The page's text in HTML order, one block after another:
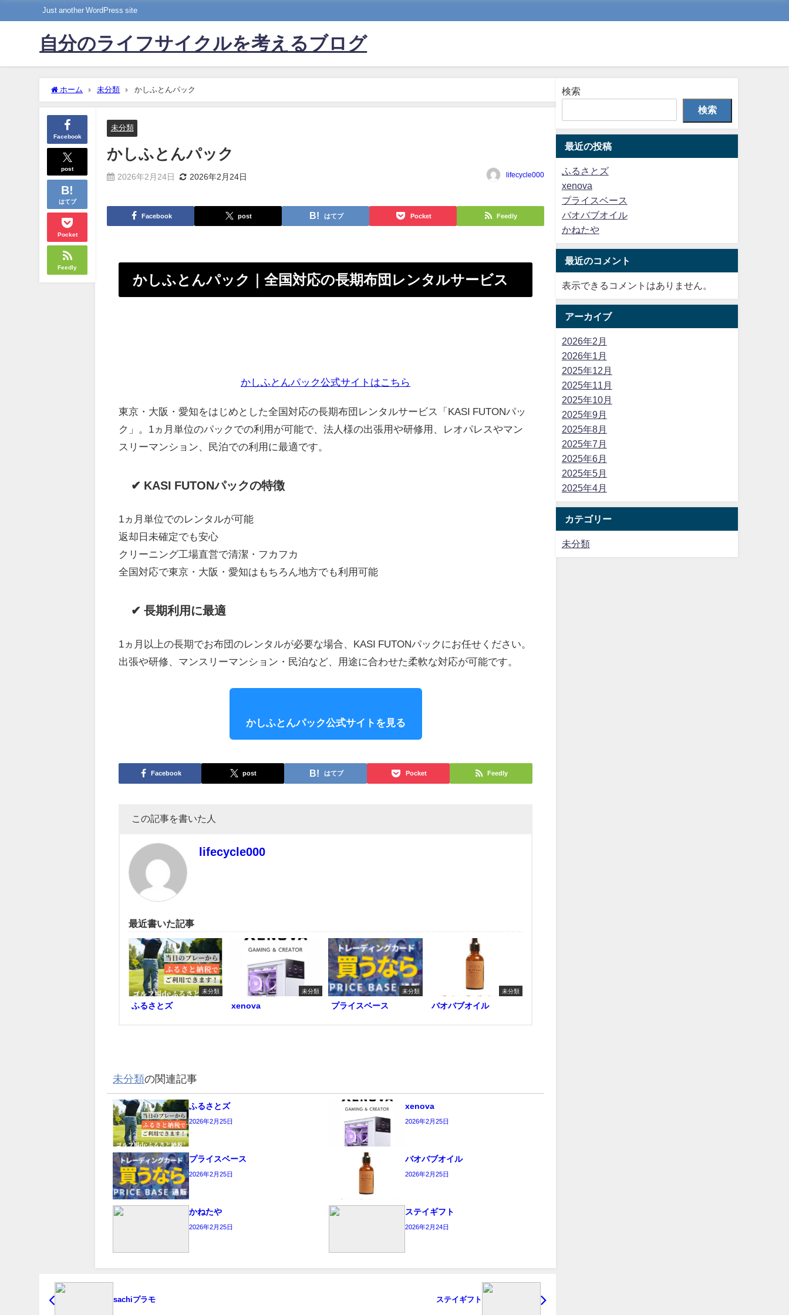
Just another WordPress site
自分のライフサイクルを考えるブログ
ホーム 未分類 かしふとんパック
Facebook
post
はてブ
Pocket
Feedly
未分類
かしふとんパック
2026年2月24日 2026年2月24日 lifecycle000
Facebook post はてブ Pocket Feedly
かしふとんパック｜全国対応の長期布団レンタルサービス
かしふとんパック公式サイトはこちら
東京・大阪・愛知をはじめとした全国対応の長期布団レンタルサービス「KASI FUTONパッ
ク」。1ヵ月単位のパックでの利用が可能で、法人様の出張用や研修用、レオパレスやマン
スリーマンション、民泊での利用に最適です。
✔ KASI FUTONパックの特徴
1ヵ月単位でのレンタルが可能
返却日未確定でも安心
クリーニング工場直営で清潔・フカフカ
全国対応で東京・大阪・愛知はもちろん地方でも利用可能
✔ 長期利用に最適
1ヵ月以上の長期でお布団のレンタルが必要な場合、KASI FUTONパックにお任せください。
出張や研修、マンスリーマンション・民泊など、用途に合わせた柔軟な対応が可能です。
かしふとんパック公式サイトを見る
Facebook post はてブ Pocket Feedly
この記事を書いた人
lifecycle000
最近書いた記事
未分類
ふるさとズ
未分類
xenova
未分類
プライスベース
未分類
バオバブオイル
未分類の関連記事
ふるさとズ
2026年2月25日
xenova
2026年2月25日
プライスベース
2026年2月25日
バオバブオイル
2026年2月25日
かねたや
2026年2月25日
ステイギフト
2026年2月24日
sachiプラモ ステイギフト
検索
検索
最近の投稿
ふるさとズ
xenova
プライスベース
バオバブオイル
かねたや
最近のコメント
表示できるコメントはありません。
アーカイブ
2026年2月
2026年1月
2025年12月
2025年11月
2025年10月
2025年9月
2025年8月
2025年7月
2025年6月
2025年5月
2025年4月
カテゴリー
未分類